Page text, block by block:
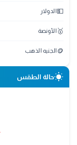
💵 الدولار
🥇 الأونصة
🪙 الجنيه الذهب
wb_sunnyحالة الطقس